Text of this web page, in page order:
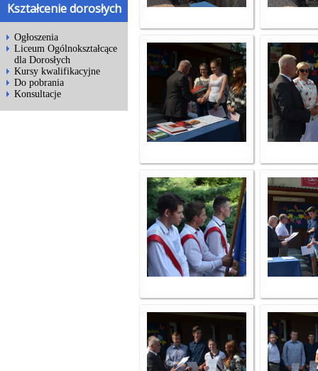
Kształcenie dorosłych
Ogłoszenia
Liceum Ogólnokształcące
dla Dorosłych
Kursy kwalifikacyjne
Do pobrania
Konsultacje